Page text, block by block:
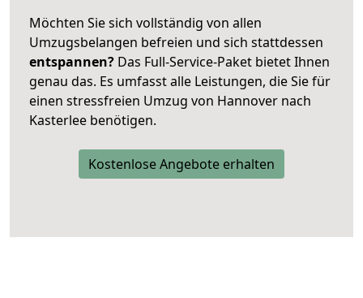
Möchten Sie sich vollständig von allen
Umzugsbelangen befreien und sich stattdessen
entspannen? Das Full-Service-Paket bietet Ihnen
genau das. Es umfasst alle Leistungen, die Sie für
einen stressfreien Umzug von Hannover nach
Kasterlee benötigen.
Kostenlose Angebote erhalten